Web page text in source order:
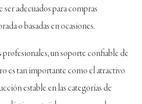
ser adecuados para compras
o basadas en ocasiones.
profesionales, un soporte confiable de
es tan importante como el atractivo
estable en las categorías de